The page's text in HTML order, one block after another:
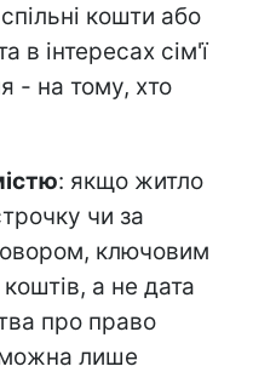
кошти або
в інтересах сім'ї
- на тому, хто
: якщо житло
чи за
ключовим
а не дата
про право
можна лише